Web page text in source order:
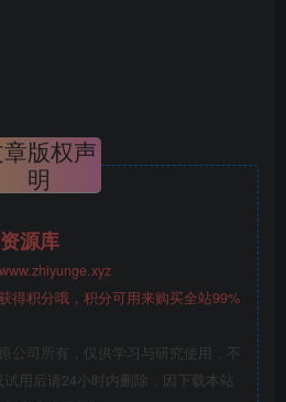
版权声
明
源库
得积分哦，积分可用来购买全站99%
公司所有，仅供学习与研究使用，不
用后请24小时内删除，因下载本站